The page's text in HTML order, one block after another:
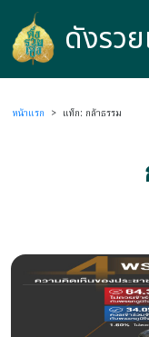
ดังรวยเฮง
ดังรวย
หน้าแรก > แท็ก: กล้าธรรม